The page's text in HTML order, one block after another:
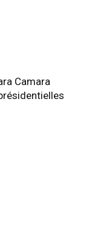
Camara